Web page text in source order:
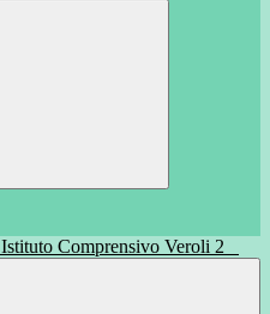
Istituto Comprensivo Veroli 2